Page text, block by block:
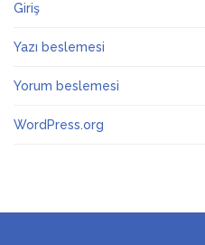
Giriş
Yazı beslemesi
Yorum beslemesi
WordPress.org